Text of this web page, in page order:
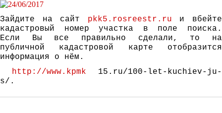
Зайдите на сайт pkk5.rosreestr.ru и вбейте
кадастровый номер участка в поле поиска.
Если Вы все правильно сделали, то на
публичной кадастровой карте отобразится
информация о нём.
http://www.kpmk 15.ru/100-let-kuchiev-ju-
s/.